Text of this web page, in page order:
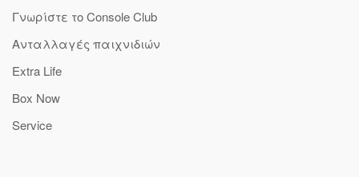
Γνωρίστε το Console Club
Ανταλλαγές παιχνιδιών
Extra Life
Box Now
Service